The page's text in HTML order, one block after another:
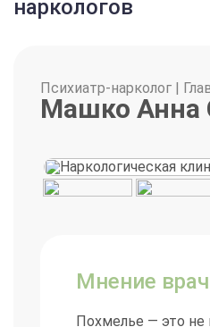
дом
оперативно:
Беседа: сбор данных
наркологов
Психиатр-нарколог |
Машко Анна
Мнение
Похмелье — это не